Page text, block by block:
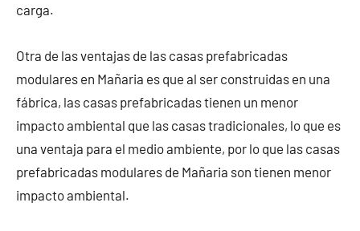
carga.
Otra de las ventajas de las casas prefabricadas
modulares en Mañaria es que al ser construidas en una
fábrica, las casas prefabricadas tienen un menor
impacto ambiental que las casas tradicionales, lo que es
una ventaja para el medio ambiente, por lo que las casas
prefabricadas modulares de Mañaria son tienen menor
impacto ambiental.